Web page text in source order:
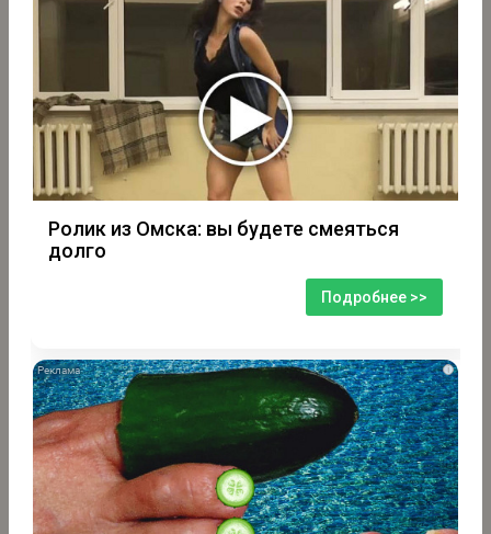
Ролик из Омска: вы будете смеяться
долго
Подробнее >>
i